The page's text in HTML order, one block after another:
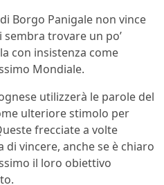
Borgo Panigale non vince
sembra trovare un po’
con insistenza come
Mondiale.
utilizzerà le parole del
ulteriore stimolo per
frecciate a volte
vincere, anche se è chiaro
il loro obiettivo